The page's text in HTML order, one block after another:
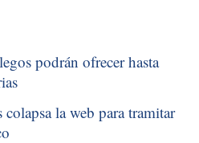
podrán ofrecer hasta
la web para tramitar